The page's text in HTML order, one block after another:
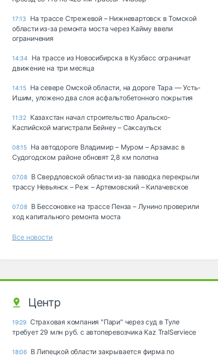
17:13
На трассе Стрежевой – Нижневартовск в Томской
области из-за ремонта моста через Кайму ввели
ограничения
14:34
На трассе из Новосибирска в Кузбасс ограничат
движение на три месяца
14:15 На севере Омской области, на дороге Тара — Усть-
Ишим, уложено два слоя асфальтобетонного покрытия
11:32 Казахстан начал строительство Аральско-
Каспийской магистрали Бейнеу – Саксаульск
08:15 На автодороге Владимир – Муром – Арзамас в
Судогодском районе обновят 2,8 км полотна
07.08 В Свердловской области из-за паводка перекрыли
трассу Невьянск – Реж – Артемовский – Килачевское
07.08 В Бессоновке на трассе Пенза – Лунино проверили
ход капитального ремонта моста
Все новости
Центр
19:29 Страховая компания "Пари" через суд в Туле
требует 29 млн руб. с автоперевозчика Kaz TralServiece
18:06 В Липецкой области закрывается фирма по